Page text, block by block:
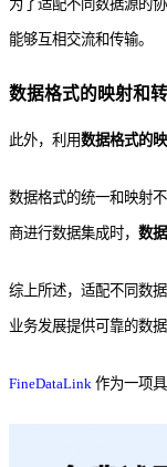
为了适配不同数据源的
能够互相交流和传输。
数据格式的映射和
此外，利用数据格式的
数据格式的统一和映射
商进行数据集成时， 数
综上所述，适配不同数
业务发展提供可靠的数据
FineDataLink 作为一项